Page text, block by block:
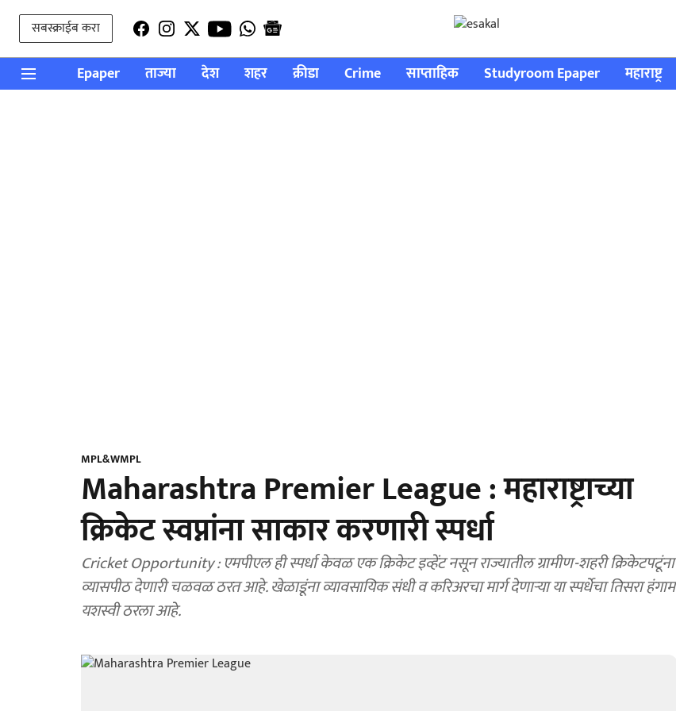
सबस्क्राईब करा
Epaper ताज्या देश शहर क्रीडा Crime साप्ताहिक Studyroom Epaper महाराष्ट्र
MPL&WMPL
Maharashtra Premier League : महाराष्ट्राच्या
क्रिकेट स्वप्नांना साकार करणारी स्पर्धा
Cricket Opportunity : एमपीएल ही स्पर्धा केवळ एक क्रिकेट इव्हेंट नसून राज्यातील ग्रामीण-शहरी क्रिकेटपटूंना
व्यासपीठ देणारी चळवळ ठरत आहे. खेळाडूंना व्यावसायिक संधी व करिअरचा मार्ग देणाऱ्या या स्पर्धेचा तिसरा हंगाम
यशस्वी ठरला आहे.